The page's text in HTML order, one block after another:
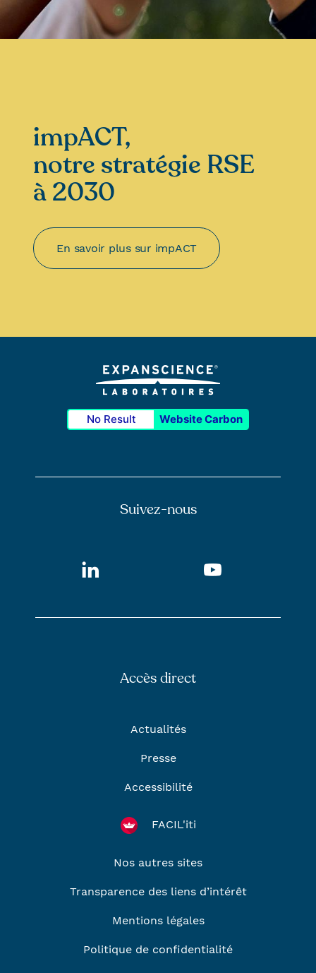
impACT,
notre stratégie RSE
à 2030
En savoir plus sur impACT
No Result Website Carbon
Suivez-nous
Accès direct
Actualités
Presse
Accessibilité
FACIL'iti
Nos autres sites
Transparence des liens d’intérêt
Mentions légales
Politique de confidentialité